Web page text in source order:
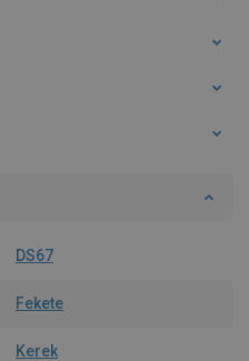
DS67
Fekete
Kerek